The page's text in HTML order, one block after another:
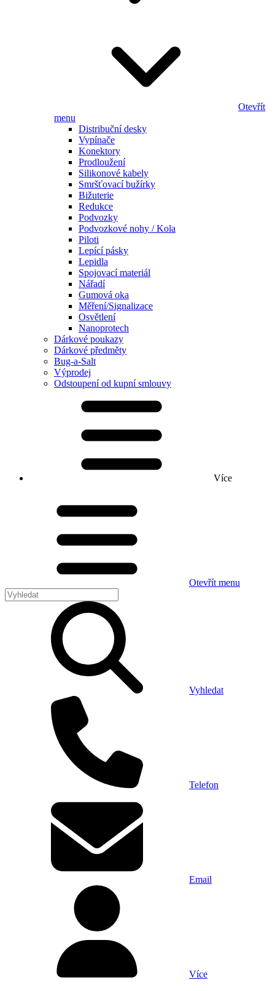
Otevřít
menu
Distribuční desky
Vypínače
Konektory
Prodloužení
Silikonové kabely
Smršťovací bužírky
Bižuterie
Redukce
Podvozky
Podvozkové nohy / Kola
Piloti
Lepící pásky
Lepidla
Spojovací materiál
Nářadí
Gumová oka
Měření/Signalizace
Osvětlení
Nanoprotech
Dárkové poukazy
Dárkové předměty
Bug-a-Salt
Výprodej
Odstoupení od kupní smlouvy
Více
Otevřít menu
Vyhledat
Telefon
Email
Více